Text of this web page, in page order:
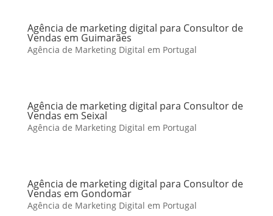
Agência de marketing digital para Consultor de
Vendas em Guimarães
Agência de Marketing Digital em Portugal
Agência de marketing digital para Consultor de
Vendas em Seixal
Agência de Marketing Digital em Portugal
Agência de marketing digital para Consultor de
Vendas em Gondomar
Agência de Marketing Digital em Portugal